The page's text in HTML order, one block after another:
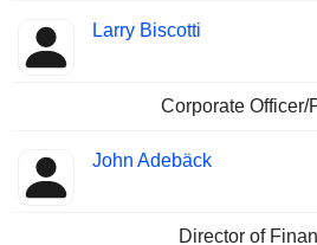
Larry Biscotti
Corporate Officer/
John Adebäck
Director of